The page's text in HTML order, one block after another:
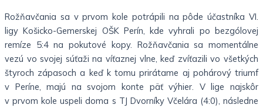
Rožňavčania sa v prvom kole potrápili na pôde účastníka VI.
ligy Košicko-Gemerskej OŠK Perín, kde vyhrali po bezgólovej
remíze 5:4 na pokutové kopy. Rožňavčania sa momentálne
vezú vo svojej súťaži na víťaznej vlne, keď zvíťazili vo všetkých
štyroch zápasoch a keď k tomu prirátame aj pohárový triumf
v Períne, majú na svojom konte päť výhier. V lige najskôr
v prvom kole uspeli doma s TJ Dvorníky Včelára (4:0), následne